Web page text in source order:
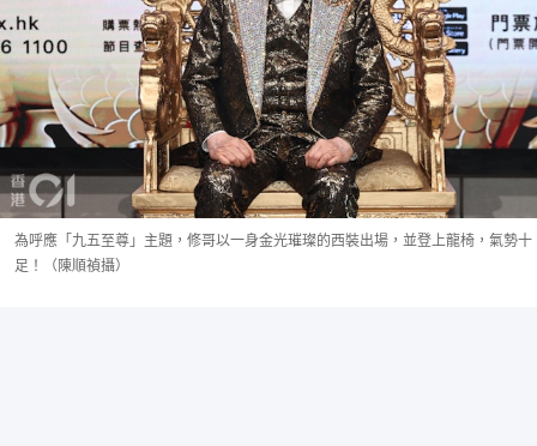
為呼應「九五至尊」主題，修哥以一身金光璀璨的西裝出場，並登上龍椅，氣勢十
足！（陳順禎攝）